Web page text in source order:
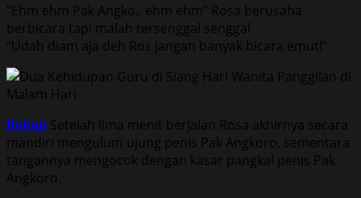
“Ehm ehm Pak Angko.. ehm ehm” Rosa berusaha
berbicara tapi malah tersenggal senggal
“Udah diam aja deh Ros jangan banyak bicara emut!”
Bokep Setelah lima menit berjalan Rosa akhirnya secara
mandiri mengulum ujung penis Pak Angkoro, sementara
tangannya mengocok dengan kasar pangkal penis Pak
Angkoro.